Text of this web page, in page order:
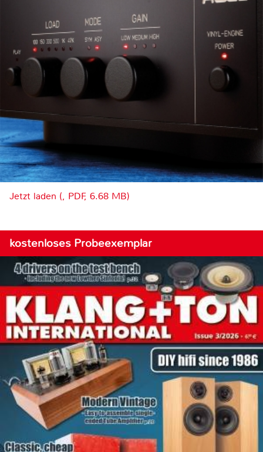
Jetzt laden (, PDF, 6.68 MB)
kostenloses Probeexemplar